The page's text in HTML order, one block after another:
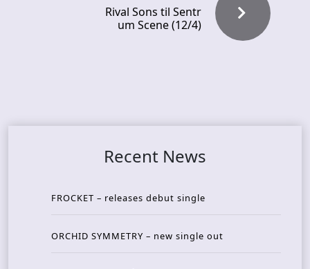
Rival Sons til Sentr
um Scene (12/4)
Recent News
FROCKET – releases debut single
ORCHID SYMMETRY – new single out